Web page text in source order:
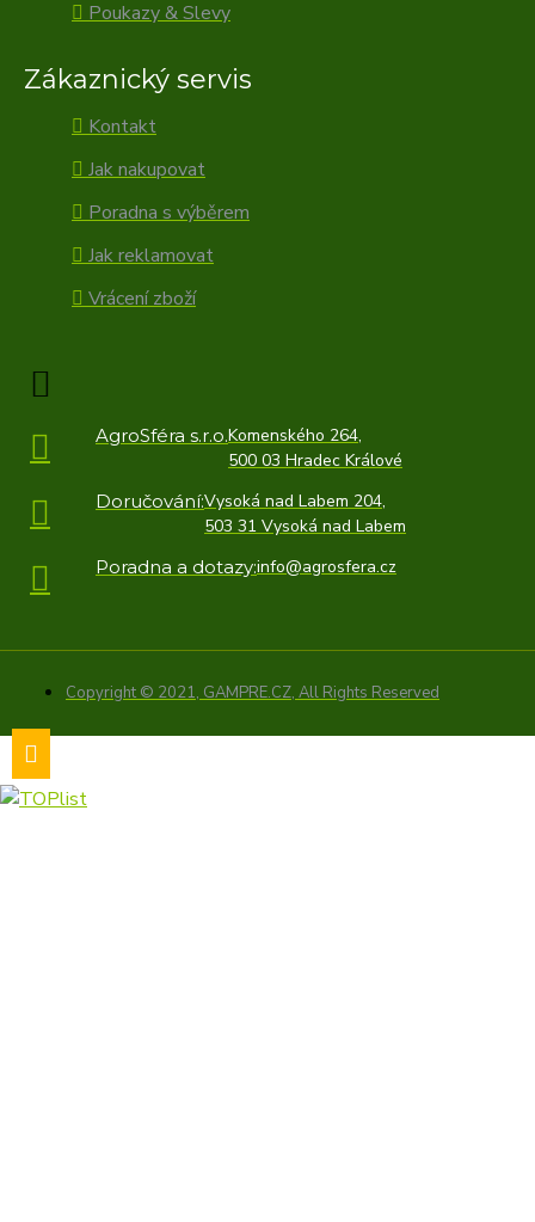
Poukazy & Slevy
Zákaznický servis
Kontakt
Jak nakupovat
Poradna s výběrem
Jak reklamovat
Vrácení zboží
AgroSféra s.r.o.Komenského 264,
500 03 Hradec Králové
Doručování:Vysoká nad Labem 204,
503 31 Vysoká nad Labem
Poradna a dotazy:info@agrosfera.cz
Copyright © 2021, GAMPRE.CZ, All Rights Reserved